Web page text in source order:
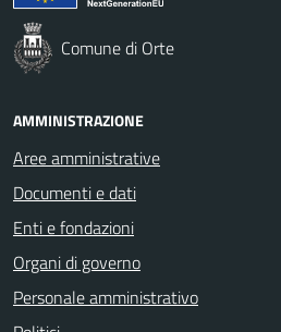
Comune di Orte
AMMINISTRAZIONE
Aree amministrative
Documenti e dati
Enti e fondazioni
Organi di governo
Personale amministrativo